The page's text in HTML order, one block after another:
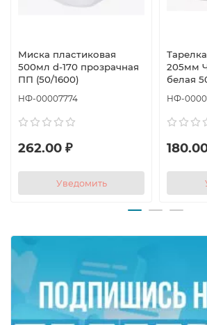
на витрине и при подаче
Используется для горячих и
Применение:
Идеальна для порционной упаковки
гарниров, супов, десертов,
Миска пластиковая
500мл d-170 прозрачная
ПП (50/1600)
НФ-00007774
262.00 ₽
Уведомить
205мм
белая
НФ-